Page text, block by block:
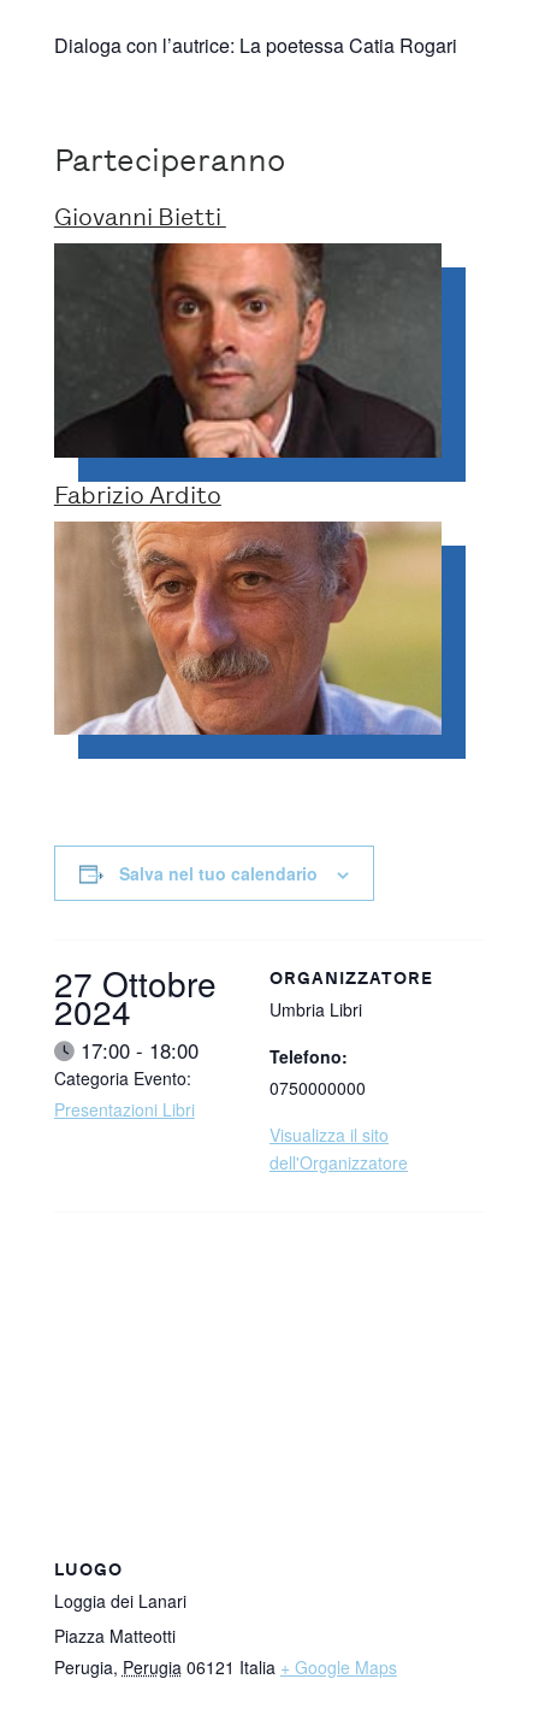
Dialoga con l’autrice: La poetessa Catia Rogari
Parteciperanno
Giovanni Bietti
Fabrizio Ardito
Salva nel tuo calendario
Data:
27 Ottobre
2024
Ora:17:00 - 18:00
Categoria Evento:
Presentazioni Libri
ORGANIZZATORE
Umbria Libri
Telefono:
0750000000
Visualizza il sito
dell'Organizzatore
LUOGO
Loggia dei Lanari
Piazza Matteotti
Perugia, Perugia 06121 Italia + Google Maps